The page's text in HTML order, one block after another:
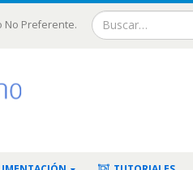
No Preferente.